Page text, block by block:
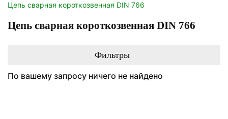
Цепь сварная короткозвенная DIN 766
Цепь сварная короткозвенная DIN 766
Фильтры
По вашему запросу ничего не найдено